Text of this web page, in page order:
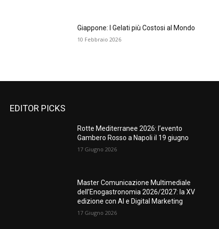
Giappone: I Gelati più Costosi al Mondo
10 Febbraio 2026
EDITOR PICKS
Rotte Mediterranee 2026: l’evento
Gambero Rosso a Napoli il 19 giugno
17 Giugno 2026
Master Comunicazione Multimediale
dell’Enogastronomia 2026/2027: la XV
edizione con AI e Digital Marketing
17 Giugno 2026